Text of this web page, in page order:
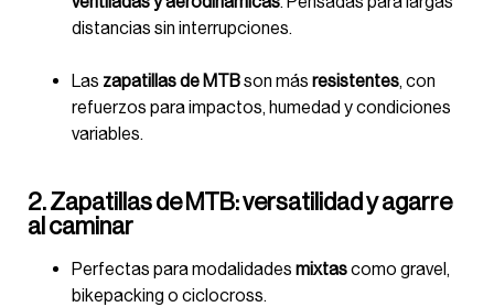
distancias sin interrupciones.
Las zapatillas de MTBson más resistentes, con
refuerzos para impactos, humedad y condiciones
variables.
2. Zapatillas de MTB: versatilidad y agarre
al caminar
Perfectas para modalidades mixtascomo gravel,
bikepacking o ciclocross.